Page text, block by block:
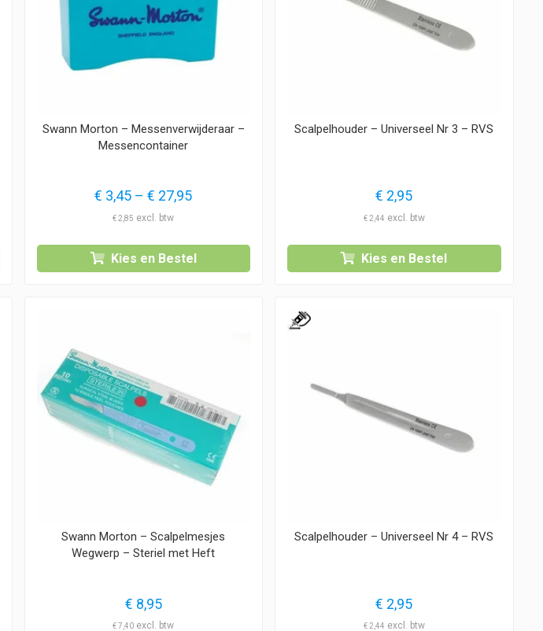
Swann Morton – Messenverwijderaar –
Messencontainer
€ 3,45 – € 27,95Prijsklasse:
€ 27,95
€2,85
Kies en Bestel
Scalpelhouder – Universeel Nr 3 – RVS
€ 2,95
€2,44
Kies en Bestel
Swann Morton – Scalpelmesjes
Wegwerp – Steriel met Heft
€ 8,95
€7,40
1
Scalpelhouder – Universeel Nr 4 – RVS
€ 2,95
€2,44